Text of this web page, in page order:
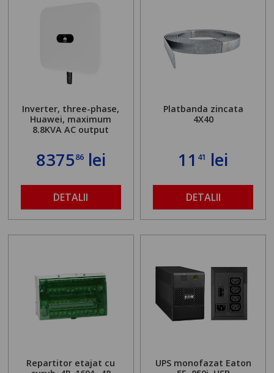
Inverter, three-phase,
Huawei, maximum
8.8KVA AC output
837586lei
DETALII
Platbanda zincata
4X40
11 41 lei
DETALII
Repartitor etajat cu
UPS monofazat Eaton